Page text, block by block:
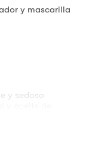
y mascarilla
y sedoso